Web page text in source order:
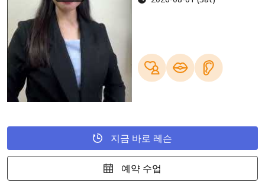
지금 바로 레슨
예약 수업